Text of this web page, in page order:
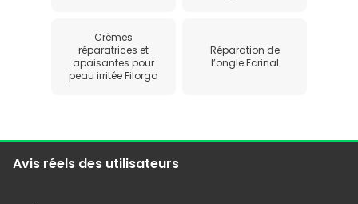
Crèmes
réparatrices et
apaisantes pour
peau irritée Filorga
Réparation de
l’ongle Ecrinal
Avis réels des utilisateurs